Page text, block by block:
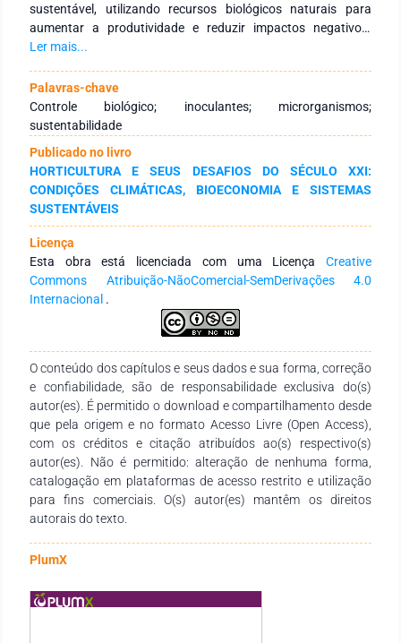
sustentável, utilizando recursos biológicos naturais para
aumentar a produtividade e reduzir impactos negativos.
Neste trabalho, foram analisados artigos científicos que
disponíveis e publicados em revistas indexadas nas bases de
dados SciELO, Google Acadêmico, Scopus e Periódicos
CAPES. Os seguintes descritores foram utilizados:
Bioinsumos, hortaliças, BPCV, Inoculantes e Olerícolas,
escritos nos idiomas português e inglês. Foram abordadas
diferentes classes de bioinsumos, como bactérias
promotoras de crescimento vegetal (BPCV), fungos
micorrízicos arbusculares (FMA), fungos benéficos não
micorrízicos e extratos vegetais e de algas. Os estudos
analisados demonstram efeitos positivos na germinação,
desenvolvimento e produtividade de culturas como alface,
tomate, pepino, melancia, beterraba e cenoura, embora os
resultados variem conforme a espécie vegetal, a cepa
utilizada e as condições de cultivo. Além disso, bioinsumos
spp. mostraram eficácia no controle biológico de pragas e
doenças. Conclui-se que os bioinsumos representam uma
ferramenta promissora para uma horticultura sustentável,
contribuindo para a redução de impactos ambientais e para a
segurança alimentar, especialmente em sistemas de base
agroecológica e na agricultura familiar.
Ler mais...
Palavras-chave
Controle biológico; inoculantes; microrganismos;
sustentabilidade
Publicado no livro
HORTICULTURA E SEUS DESAFIOS DO SÉCULO XXI:
CONDIÇÕES CLIMÁTICAS, BIOECONOMIA E SISTEMAS
SUSTENTÁVEIS
Licença
Esta obra está licenciada com uma Licença Creative
Commons Atribuição-NãoComercial-SemDerivações 4.0
Internacional .
O conteúdo dos capítulos e seus dados e sua forma, correção
e confiabilidade, são de responsabilidade exclusiva do(s)
autor(es). É permitido o download e compartilhamento desde
que pela origem e no formato Acesso Livre (Open Access),
com os créditos e citação atribuídos ao(s) respectivo(s)
autor(es). Não é permitido: alteração de nenhuma forma,
catalogação em plataformas de acesso restrito e utilização
para fins comerciais. O(s) autor(es) mantêm os direitos
autorais do texto.
PlumX